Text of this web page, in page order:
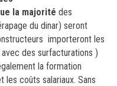
la majorité des
du dinar) seront
importeront les
des surfacturations )
la formation
les coûts salariaux. Sans